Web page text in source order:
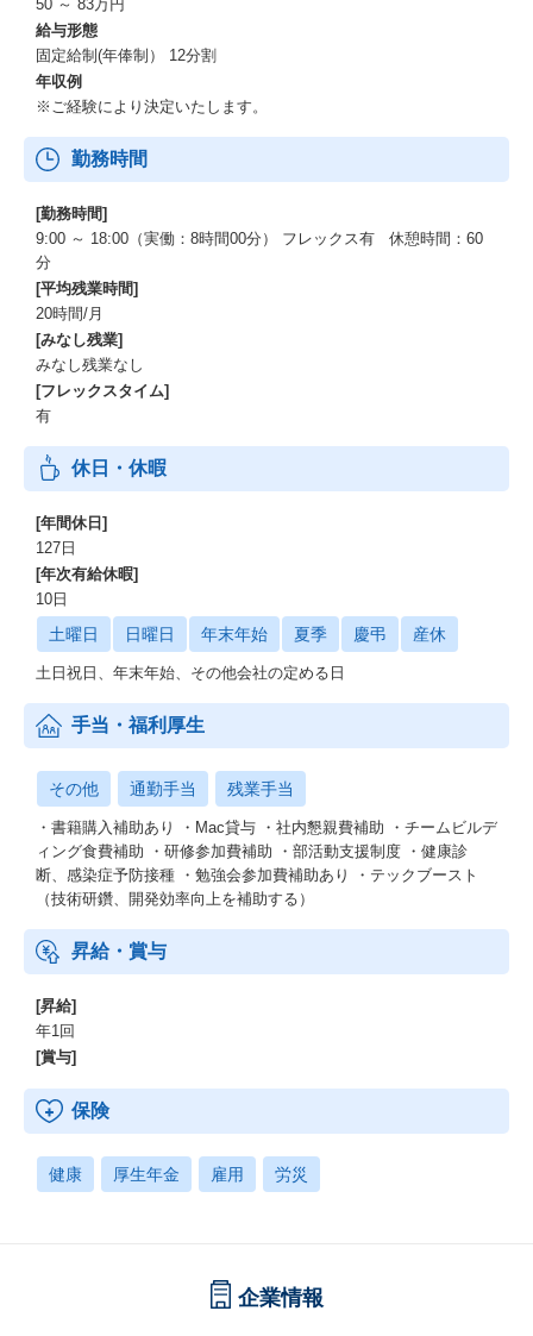
に集中できます。
50 ～ 83万円
給与形態
固定給制(年俸制） 12分割
年収例
※ご経験により決定いたします。
勤務時間
[勤務時間]
9:00 ～ 18:00（実働：8時間00分） フレックス有 休憩時間：60
分
[平均残業時間]
20時間/月
[みなし残業]
みなし残業なし
[フレックスタイム]
有
休日・休暇
[年間休日]
127日
[年次有給休暇]
10日
土曜日 日曜日 年末年始 夏季 慶弔 産休
土日祝日、年末年始、その他会社の定める日
手当・福利厚生
その他 通勤手当 残業手当
・書籍購入補助あり ・Mac貸与 ・社内懇親費補助 ・チームビルデ
ィング食費補助 ・研修参加費補助 ・部活動支援制度 ・健康診
断、感染症予防接種 ・勉強会参加費補助あり ・テックブースト
（技術研鑽、開発効率向上を補助する）
昇給・賞与
[昇給]
年1回
[賞与]
保険
健康 厚生年金 雇用 労災
企業情報